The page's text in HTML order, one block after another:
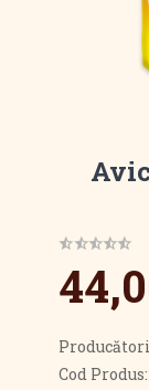
Producători
Cod Produs: